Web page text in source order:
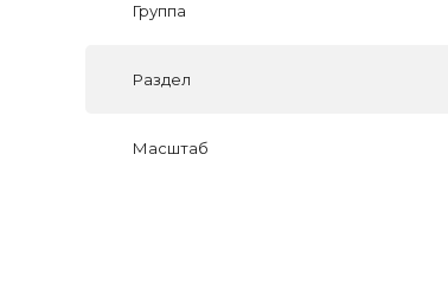
Группа
Раздел
Масштаб